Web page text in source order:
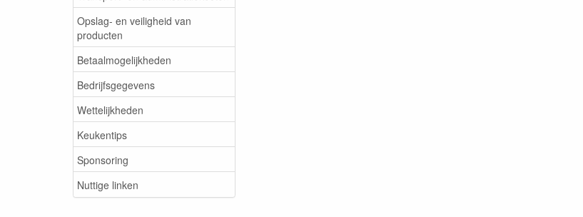
Opslag- en veiligheid van
producten
Betaalmogelijkheden
Bedrijfsgegevens
Wettelijkheden
Keukentips
Sponsoring
Nuttige linken